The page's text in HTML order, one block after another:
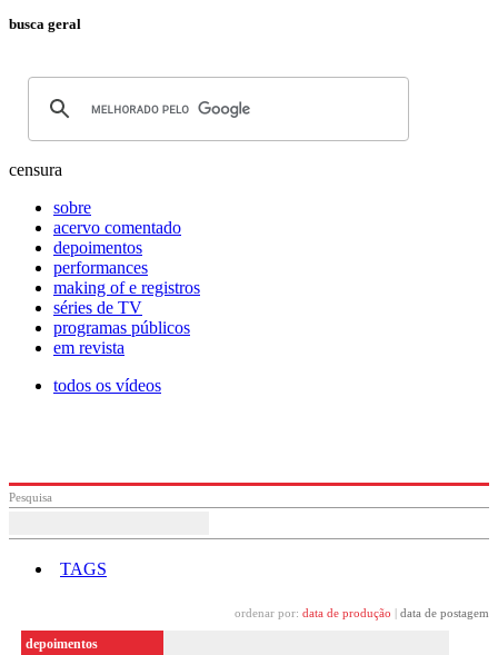
busca geral
censura
sobre
acervo comentado
depoimentos
performances
making of e registros
séries de TV
programas públicos
em revista
todos os vídeos
Pesquisa
TAGS
ordenar por: data de produção data de postagem
depoimentos